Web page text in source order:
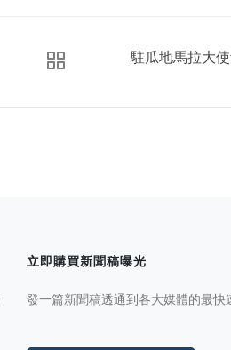
駐瓜地馬拉大
立即購買新聞稿曝光
發一篇新聞稿透通到各大媒體的最快